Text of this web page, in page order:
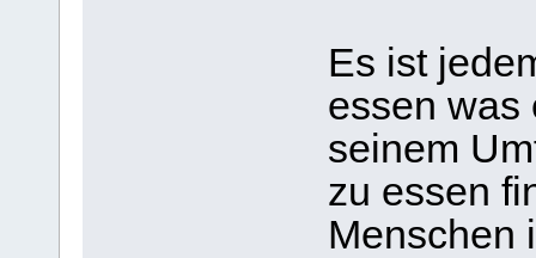
Es ist
essen was
seinem
zu essen
Menschen